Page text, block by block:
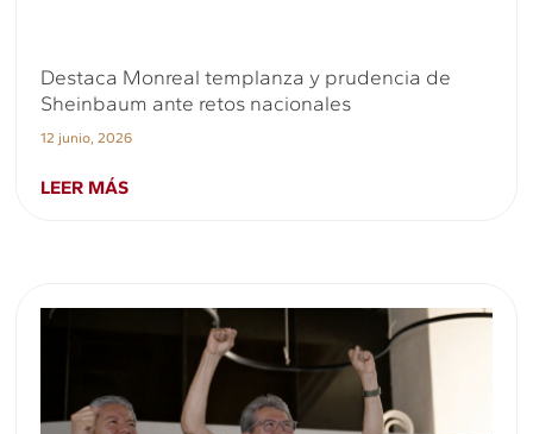
Destaca Monreal templanza y prudencia de
Sheinbaum ante retos nacionales
12 junio, 2026
LEER MÁS